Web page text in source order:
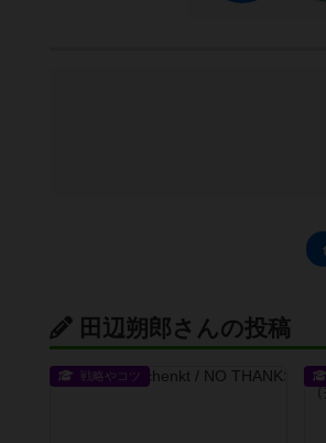
田辺朔郎さんの投稿
戦略やコツ